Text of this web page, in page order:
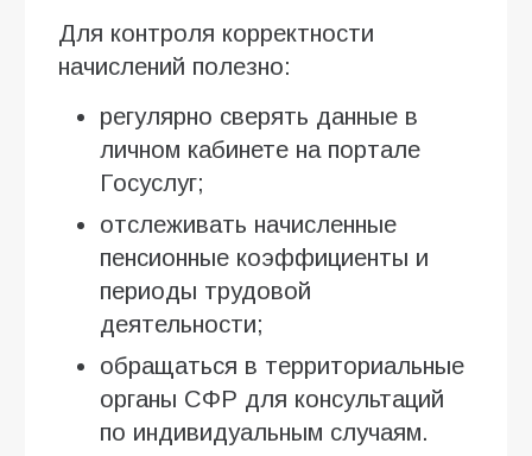
Для контроля корректности
начислений полезно:
регулярно сверять данные в
личном кабинете на портале
Госуслуг;
отслеживать начисленные
пенсионные коэффициенты и
периоды трудовой
деятельности;
обращаться в территориальные
органы СФР для консультаций
по индивидуальным случаям.